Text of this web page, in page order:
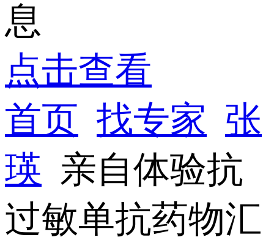
息
点击查看
首页 找专家 张
瑛 亲自体验抗
过敏单抗药物汇